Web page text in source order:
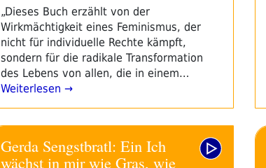
„Dieses Buch erzählt von der
Wirkmächtigkeit eines Feminismus, der
nicht für individuelle Rechte kämpft,
sondern für die radikale Transformation
des Lebens von allen, die in einem…
Weiterlesen →
Gerda Sengstbratl: Ein Ich
wächst in mir wie Gras, wie